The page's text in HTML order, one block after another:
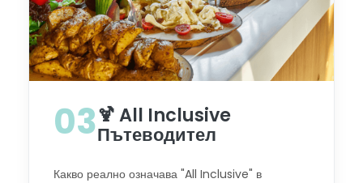
03🍹 All Inclusive
Пътеводител
Какво реално означава "All Inclusive" в